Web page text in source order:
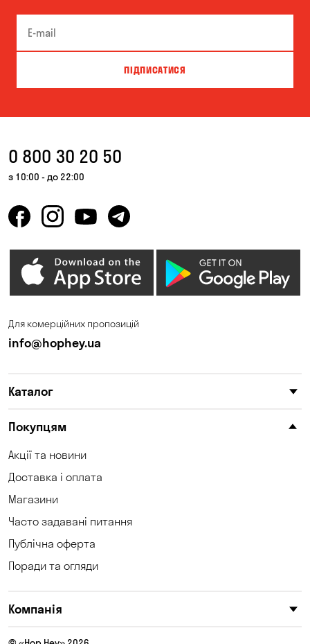
ПІДПИСАТИСЯ
0 800 30 20 50
з 10:00 - до 22:00
Для комерційних пропозицій
info@hophey.ua
Каталог
Покупцям
Акції та новини
Доставка і оплата
Магазини
Часто задавані питання
Публічна оферта
Поради та огляди
Компанія